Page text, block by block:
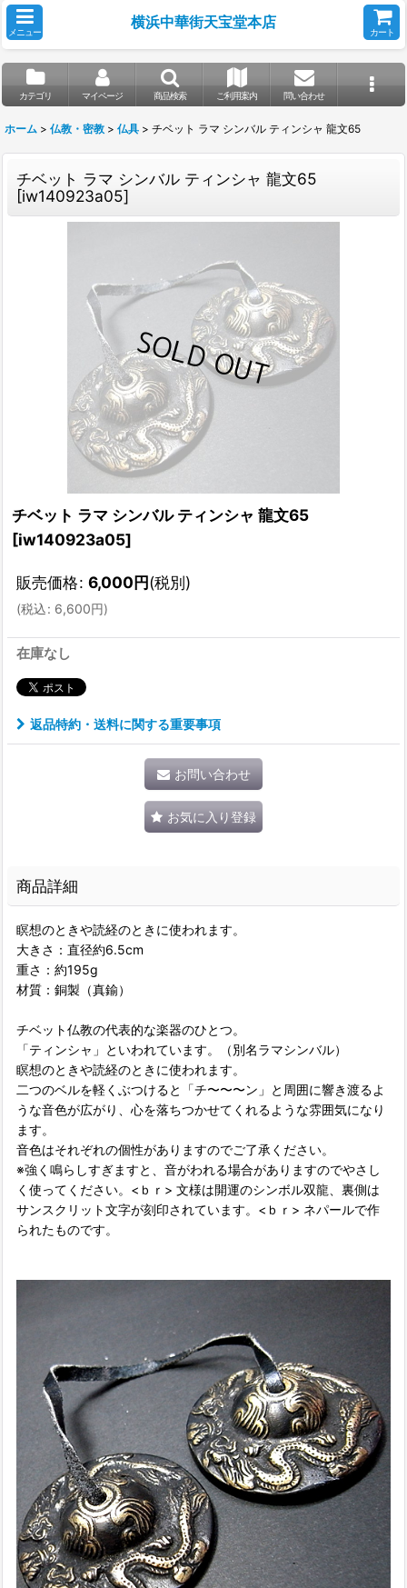
メニュー
横浜中華街天宝堂本店
カート
カテゴリ マイページ 商品検索 ご利用案内 問い合わせ
ホーム > 仏教・密教 > 仏具 > チベット ラマ シンバル ティンシャ 龍文65
チベット ラマ シンバル ティンシャ 龍文65
[iw140923a05]
チベット ラマ シンバル ティンシャ 龍文65
[iw140923a05]
販売価格: 6,000円(税別)
(税込: 6,600円)
在庫なし
返品特約・送料に関する重要事項
お問い合わせ
お気に入り登録
商品詳細
瞑想のときや読経のときに使われます。
大きさ：直径約6.5cm
重さ：約195g
材質：銅製（真鍮）
チベット仏教の代表的な楽器のひとつ。
「ティンシャ」といわれています。（別名ラマシンバル）
瞑想のときや読経のときに使われます。
二つのベルを軽くぶつけると「チ〜〜〜ン」と周囲に響き渡るよ
うな音色が広がり、心を落ちつかせてくれるような雰囲気になり
ます。
音色はそれぞれの個性がありますのでご了承ください。
※強く鳴らしすぎますと、音がわれる場合がありますのでやさし
く使ってください。<ｂｒ> 文様は開運のシンボル双龍、裏側は
サンスクリット文字が刻印されています。<ｂｒ> ネパールで作
られたものです。